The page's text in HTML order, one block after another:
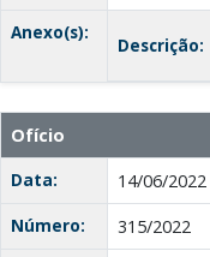
Anexo(s):
Descrição:
Ofício
Data:
14/06/2022
Número:
315/2022